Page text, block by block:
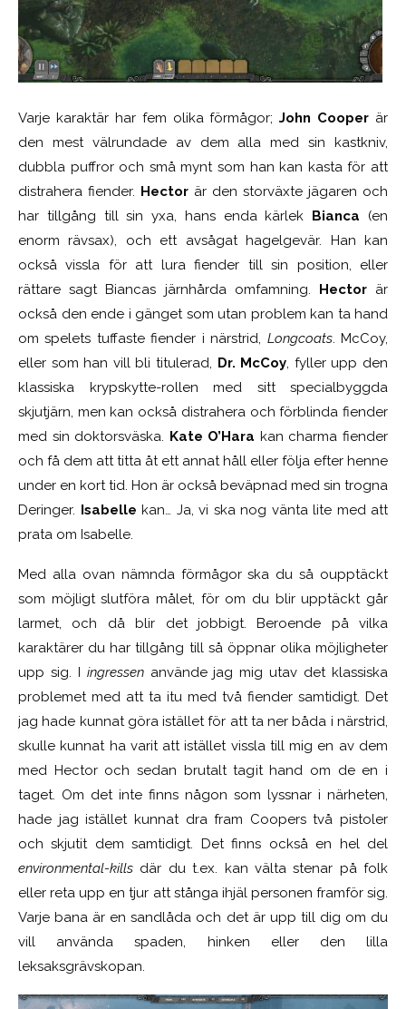
Varje karaktär har fem olika förmågor;John Cooper är
den mest välrundade av dem alla med sin kastkniv,
dubbla puffror och små mynt som han kan kasta för att
distrahera fiender. Hector är den storväxte jägaren och
har tillgång till sin yxa, hans enda kärlek
Bianca (en
enorm rävsax), och ett avsågat hagelgevär. Han kan
också vissla för att lura fiender till sin position, eller
rättare sagt Biancas järnhårda omfamning.
Hectorär
också den ende i gänget som utan problem kan ta hand
om spelets tuffaste fiender i närstrid, Longcoats. McCoy,
eller som han vill bli titulerad, Dr. McCoy, fyller upp den
klassiska krypskytte-rollen med sitt specialbyggda
skjutjärn, men kan också distrahera och förblinda fiender
med sin doktorsväska. Kate O’Hara kan charma fiender
och få dem att titta åt ett annat håll eller följa efter henne
under en kort tid. Hon är också beväpnad med sin trogna
Deringer.
Isabelle kan… Ja, vi ska nog vänta lite med att
prata om Isabelle.
Med alla ovan nämnda förmågor ska du så oupptäckt
som möjligt slutföra målet, för om du blir upptäckt går
larmet, och då blir det jobbigt. Beroende på vilka
karaktärer du har tillgång till så öppnar olika möjligheter
upp sig. I ingressenanvände jag mig utav det klassiska
problemet med att ta itu med två fiender samtidigt. Det
jag hade kunnat göra istället för att ta ner båda i närstrid,
skulle kunnat ha varit att istället vissla till mig en av dem
med Hector och sedan brutalt tagit hand om de en i
taget. Om det inte finns någon som lyssnar i närheten,
hade jag istället kunnat dra fram Coopers två pistoler
och skjutit dem samtidigt. Det finns också en hel del
environmental-kills där du t.ex. kan välta stenar på folk
eller reta upp en tjur att stånga ihjäl personen framför sig.
Varje bana är en sandlåda och det är upp till dig om du
vill använda spaden, hinken eller den lilla
leksaksgrävskopan.